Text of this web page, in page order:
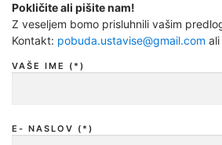
Pokličite ali pišite nam!
Z veseljem bomo prisluhnili vašim
Kontakt: pobuda.ustavise@gmail.com
VAŠE IME (*)
E- NASLOV (*)